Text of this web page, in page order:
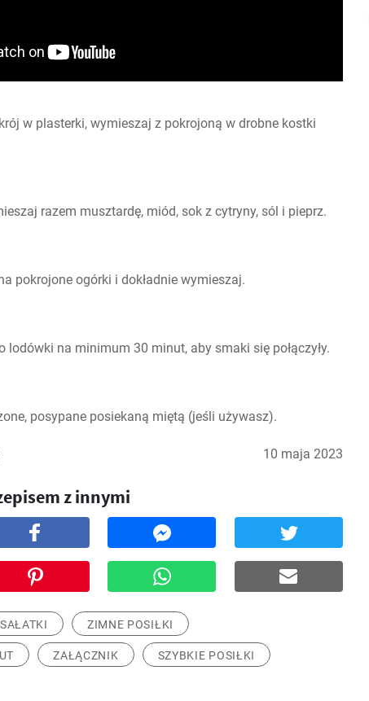
w plasterki, wymieszaj z pokrojoną w drobne kostki
razem musztardę, miód, sok z cytryny, sól i pieprz.
pokrojone ogórki i dokładnie wymieszaj.
lodówki na minimum 30 minut, aby smaki się połączyły.
posypane posiekaną miętą (jeśli używasz).
10 maja 2023
z innymi
SAŁATKI ZIMNE POSIŁKI
ZAŁĄCZNIK SZYBKIE POSIŁKI